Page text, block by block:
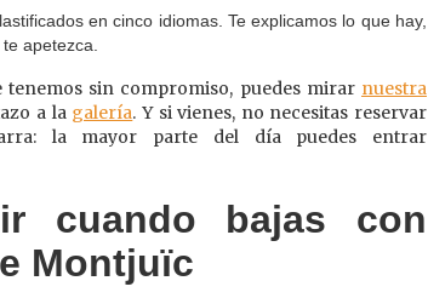
en cinco idiomas. Te explicamos lo que hay,
apetezca.
tenemos sin compromiso, puedes mirar nuestra
a la galería. Y si vienes, no necesitas reservar
la mayor parte del día puedes entrar
cuando bajas con
Montjuïc